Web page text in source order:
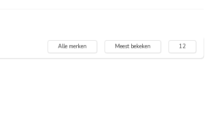
Alle merken Meest bekeken 12